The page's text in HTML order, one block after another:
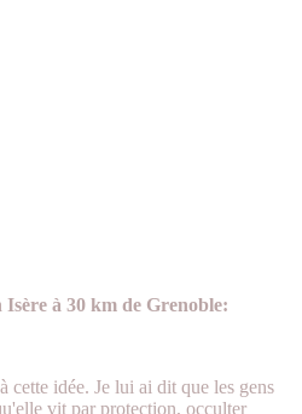
à 30 km de Grenoble:
cette idée. Je lui ai dit que les gens
vit par protection, occulter